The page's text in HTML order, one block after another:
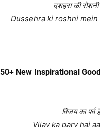
दशहरा की
Dussehra ki roshni mein
50+ New Inspirational
विजय का
Vijay ka parv hai